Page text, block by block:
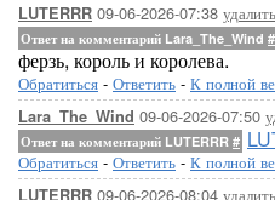
LUTERRR 09-06-2026-07:38 удалить
Ответ на комментарий Lara_The_Wind #
ферзь, король и королева.
Обратиться - Ответить - К полной
Lara_The_Wind 09-06-2026-07:50
Ответ на комментарий LUTERRR #
Обратиться - Ответить - К полной
LUTERRR 09-06-2026-08:04 удалить